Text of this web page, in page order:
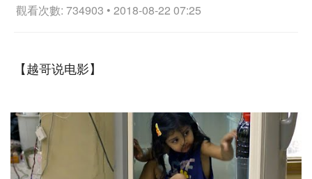
觀看次數: 734903 • 2018-08-22 07:25
【越哥说电影】